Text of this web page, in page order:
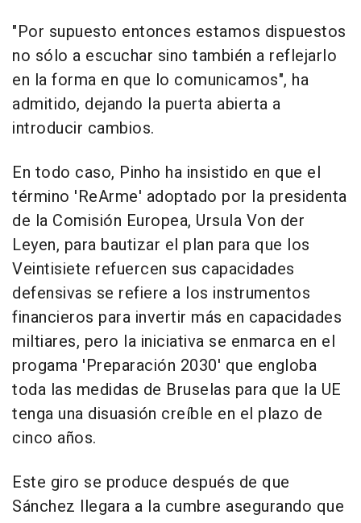
"Por supuesto entonces estamos dispuestos
no sólo a escuchar sino también a reflejarlo
en la forma en que lo comunicamos", ha
admitido, dejando la puerta abierta a
introducir cambios.
En todo caso, Pinho ha insistido en que el
término 'ReArme' adoptado por la presidenta
de la Comisión Europea, Ursula Von der
Leyen, para bautizar el plan para que los
Veintisiete refuercen sus capacidades
defensivas se refiere a los instrumentos
financieros para invertir más en capacidades
miltiares, pero la iniciativa se enmarca en el
progama 'Preparación 2030' que engloba
toda las medidas de Bruselas para que la UE
tenga una disuasión creíble en el plazo de
cinco años.
Este giro se produce después de que
Sánchez llegara a la cumbre asegurando que